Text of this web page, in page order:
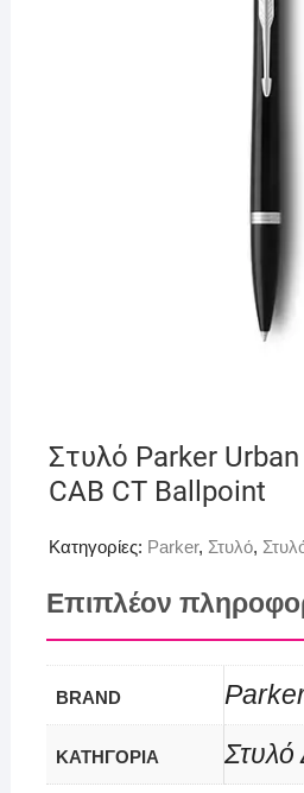
Στυλό Parker
CAB CT Ballpoint
Κατηγορίες: Parker, Στυλό,
Επιπλέον
BRAND
ΚΑΤΗΓΟΡΙΑ Στυλό